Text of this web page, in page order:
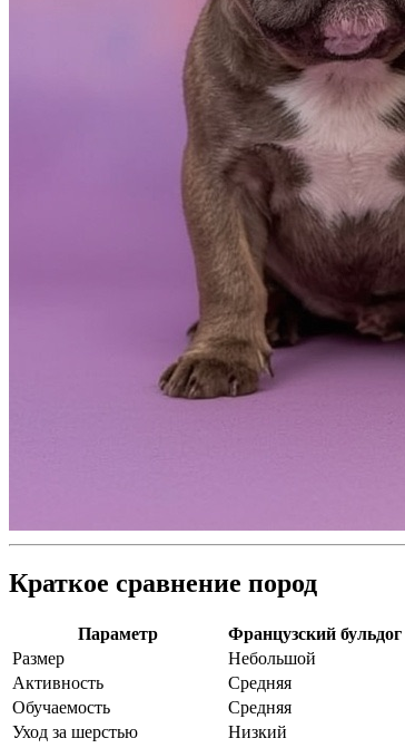
Краткое сравнение пород
Параметр Французский бульдог
Размер
Небольшой
Активность
Средняя
Обучаемость
Средняя
Уход за шерстью
Низкий